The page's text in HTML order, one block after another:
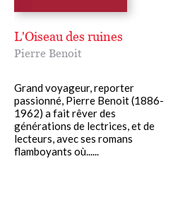
L'Oiseau des ruines
Pierre Benoit
Grand voyageur, reporter
passionné, Pierre Benoit (1886-
1962) a fait rêver des
générations de lectrices, et de
lecteurs, avec ses romans
flamboyants où......